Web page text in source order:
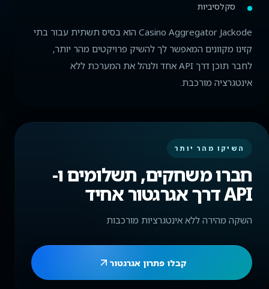
סקלסיביות
Casino Aggregator Jackode הוא בסיס תשתית עבור בתי
קזינו מקוונים המאפשר לך להשיק פרויקטים מהר יותר,
לחבר תוכן דרך API אחד ולנהל את המערכת ללא
אינטגרציה מורכבת.
השיקו מהר יותר
חברו משחקים, תשלומים ו-
API דרך אגרגטור אחיד
השקה מהירה ללא אינטגרציות מורכבות
קבלו פתרון אגרגטור